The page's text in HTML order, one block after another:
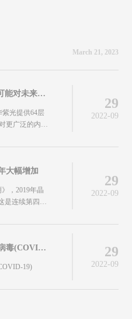
March 21, 2023
英特尔与中国的NAND闪存交易可能对未来内存价格产生巨大影响
光提供64层
更广泛的内存
29
2022-09
大幅增加
，2019年晶
是连续第四年
29
2022-09
辉龙捐款帮助地方政府抗击新冠病毒(COVID-19)
19)
29
2022-09